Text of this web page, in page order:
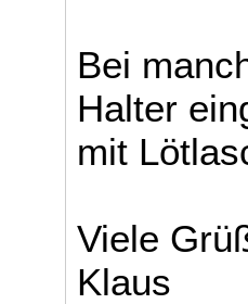
Bei
Halter
mit
Viele
Klaus